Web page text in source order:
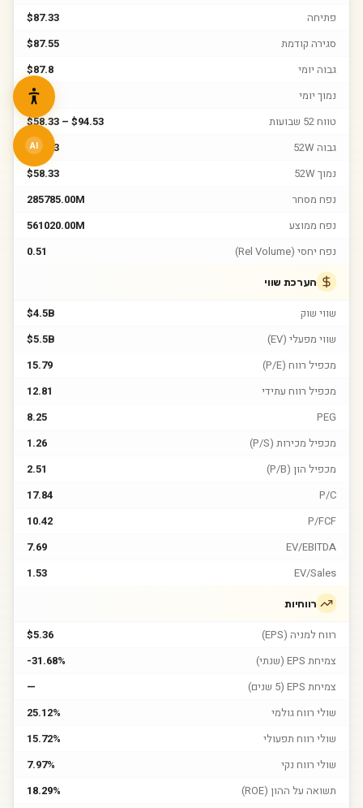
פתיחה
$87.33
סגירה קודמת
$87.55
גבוה יומי
$87.8
נמוך יומי
$85.6
טווח 52 שבועות
$58.33 – $94.53
גבוה 52W
$94.53
נמוך 52W
$58.33
נפח מסחר
285785.00M
נפח ממוצע
561020.00M
נפח יחסי (Rel Volume)
0.51
הערכת שווי
שווי שוק
$4.5B
שווי מפעלי (EV)
$5.5B
מכפיל רווח (P/E)
15.79
מכפיל רווח עתידי
12.81
PEG
8.25
מכפיל מכירות (P/S)
1.26
מכפיל הון (P/B)
2.51
P/C
17.84
P/FCF
10.42
EV/EBITDA
7.69
EV/Sales
1.53
רווחיות
רווח למניה (EPS)
$5.36
צמיחת EPS (שנתי)
-31.68%
צמיחת EPS (5 שנים)
—
שולי רווח גולמי
25.12%
שולי רווח תפעולי
15.72%
שולי רווח נקי
7.97%
תשואה על ההון (ROE)
18.29%
AI